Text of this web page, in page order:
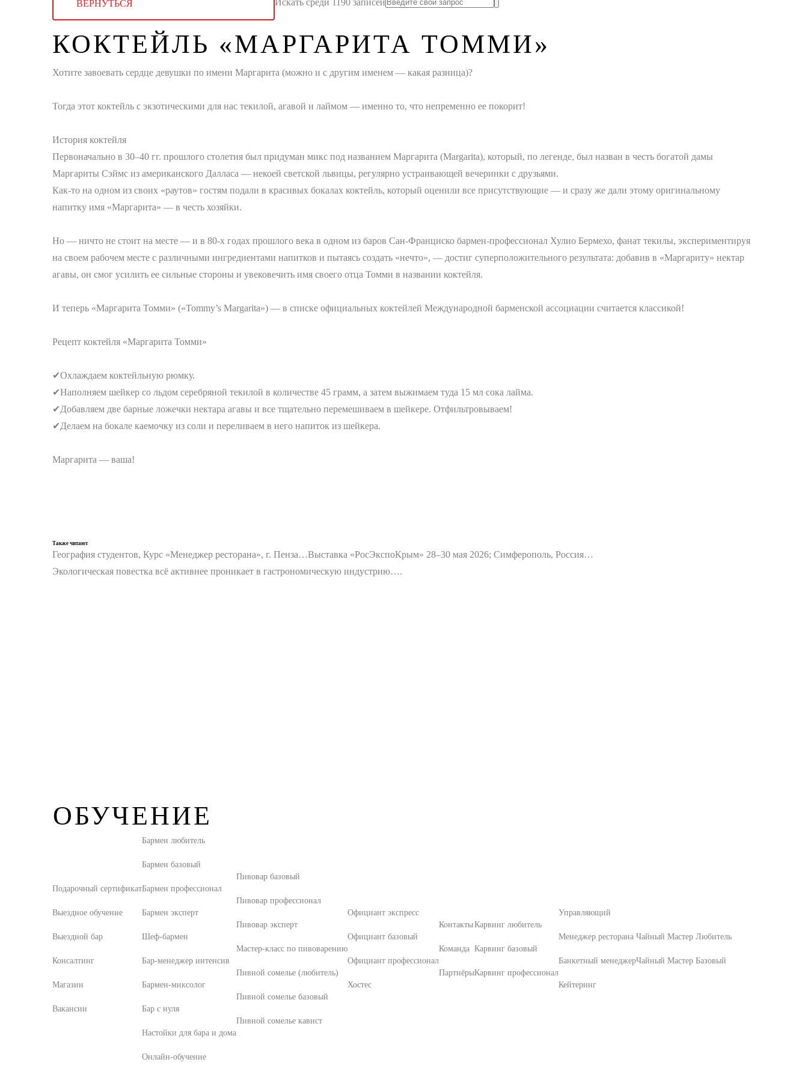
ВЕРНУТЬСЯ
КОКТЕЙЛЬ «МАРГАРИТА ТОММИ»
Хотите завоевать сердце девушки по имени Маргарита (можно и с другим именем — какая разница)?
Тогда этот коктейль с экзотическими для нас текилой, агавой и лаймом — именно то, что непременно ее покорит!
История коктейля
Первоначально в 30–40 гг. прошлого столетия был придуман микс под названием Маргарита (Margarita), который, по легенде, был назван в честь богатой дамы
Маргариты Сэймс из американского Далласа — некоей светской львицы, регулярно устраивающей вечеринки с друзьями.
Как-то на одном из своих «раутов» гостям подали в красивых бокалах коктейль, который оценили все присутствующие — и сразу же дали этому оригинальному
напитку имя «Маргарита» — в честь хозяйки.
Но — ничто не стоит на месте — и в 80-х годах прошлого века в одном из баров Сан-Франциско бармен-профессионал Хулио Бермехо, фанат текилы, экспериментируя
на своем рабочем месте с различными ингредиентами напитков и пытаясь создать «нечто», — достиг суперположительного результата: добавив в «Маргариту» нектар
агавы, он смог усилить ее сильные стороны и увековечить имя своего отца Томми в названии коктейля.
И теперь «Маргарита Томми» («Tommy’s Margarita») — в списке официальных коктейлей Международной барменской ассоциации считается классикой!
Рецепт коктейля «Маргарита Томми»
✔Охлаждаем коктейльную рюмку.
✔Наполняем шейкер со льдом серебряной текилой в количестве 45 грамм, а затем выжимаем туда 15 мл сока лайма.
✔Добавляем две барные ложечки нектара агавы и все тщательно перемешиваем в шейкере. Отфильтровываем!
✔Делаем на бокале каемочку из соли и переливаем в него напиток из шейкера.
Маргарита — ваша!
Также читают
География студентов, Курс «Менеджер ресторана», г. Пенза…Выставка «РосЭкспоКрым» 28–30 мая 2026; Симферополь, Россия…
Экологическая повестка всё активнее проникает в гастрономическую индустрию….
ОБУЧЕНИЕ
Подарочный сертификат
Выездное обучение
Выездной бар
Консалтинг
Магазин
Вакансии
Бармен любитель
Бармен базовый
Бармен профессионал
Бармен эксперт
Шеф-бармен
Бар-менеджер интенсив
Бармен-миксолог
Бар с нуля
Настойки для бара и дома
Онлайн-обучение
Пивовар базовый
Пивовар профессионал
Пивовар эксперт
Мастер-класс по пивоварению
Пивной сомелье (любитель)
Пивной сомелье базовый
Пивной сомелье кавист
Официант экспресс
Официант базовый
Официант профессионал
Хостес
Контакты
Команда
Партнёры
Карвинг любитель
Карвинг базовый
Карвинг профессионал
Управляющий
Менеджер ресторана
Банкетный менеджер
Кейтеринг
Чайный Мастер Любитель
Чайный Мастер Базовый